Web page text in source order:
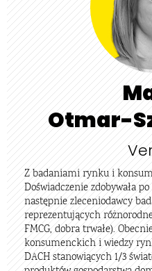
Otmar-
Z badaniami rynku i
Doświadczenie zdobywała
następnie zleceniodawcy
reprezentujących
FMCG, dobra trwałe).
konsumenckich i wiedzy
DACH stanowiących 1/3